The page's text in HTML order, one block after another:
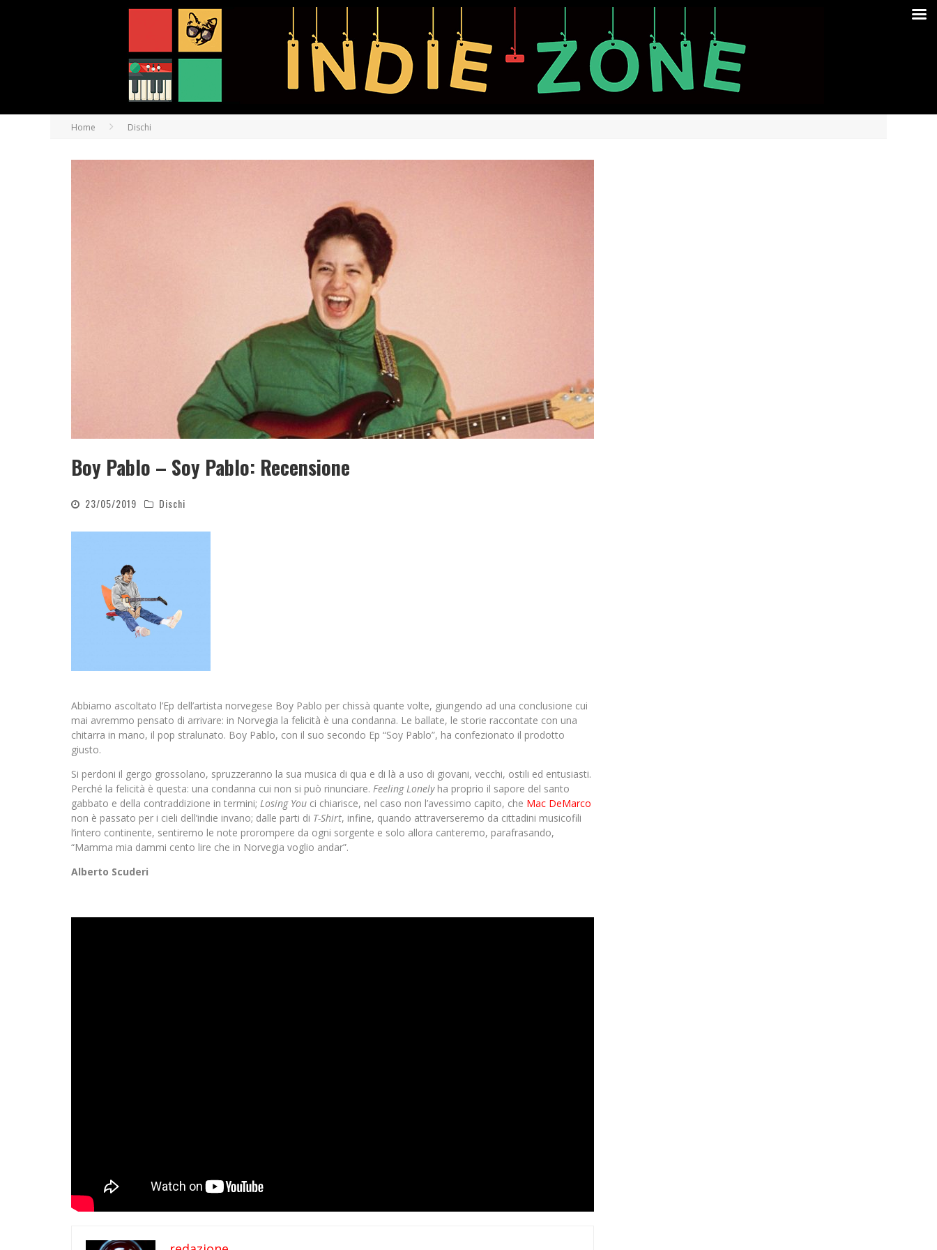
Home Dischi
Boy Pablo – Soy Pablo: Recensione
23/05/2019 Dischi
Abbiamo ascoltato l’Ep dell’artista norvegese Boy Pablo per chissà quante volte, giungendo ad una conclusione cui
mai avremmo pensato di arrivare: in Norvegia la felicità è una condanna. Le ballate, le storie raccontate con una
chitarra in mano, il pop stralunato. Boy Pablo, con il suo secondo Ep “Soy Pablo”, ha confezionato il prodotto
giusto.
Si perdoni il gergo grossolano, spruzzeranno la sua musica di qua e di là a uso di giovani, vecchi, ostili ed entusiasti.
Perché la felicità è questa: una condanna cui non si può rinunciare. Feeling Lonelyha proprio il sapore del santo
gabbato e della contraddizione in termini; Losing You ci chiarisce, nel caso non l’avessimo capito, che Mac DeMarco
non è passato per i cieli dell’indie invano; dalle parti di T-Shirt, infine, quando attraverseremo da cittadini musicofili
l’intero continente, sentiremo le note prorompere da ogni sorgente e solo allora canteremo, parafrasando,
“Mamma mia dammi cento lire che in Norvegia voglio andar”.
Alberto Scuderi